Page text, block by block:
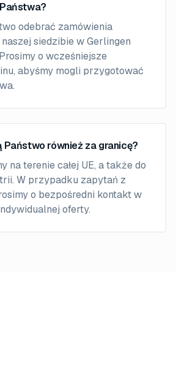
odebrać zamówienia
siedzibie w Gerlingen
o wcześniejsze
abyśmy mogli przygotować
również za granicę?
na terenie całej UE, a także do
W przypadku zapytań z
o bezpośredni kontakt w
oferty.